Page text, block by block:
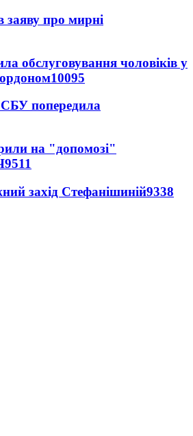
заяву про мирні
обслуговування чоловіків у
10095
попередила
на "допомозі"
9511
захід Стефанішиній9338